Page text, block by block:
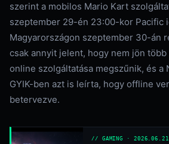
szerint a mobilos Mario Kart
szeptember 29-én 23:00-kor Pacific
Magyarországon szeptember 30-án
csak annyit jelent, hogy nem jön
online szolgáltatása megszűnik, és a
GYIK-ben azt is leírta, hogy offline
betervezve.
// GAMING · 2026.06.21